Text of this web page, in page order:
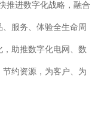
推进数字化战略，融合
服务、体验全生命周
助推数字化电网、数
约资源，为客户、为